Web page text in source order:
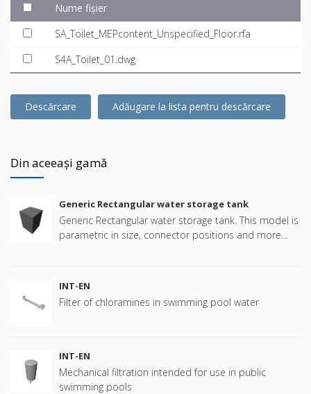
Nume fișier
SA_Toilet_MEPcontent_Unspecified_Floor.rfa
S4A_Toilet_01.dwg
Descărcare Adăugare la lista pentru descărcare
Din aceeași gamă
Generic Rectangular water storage tank
Generic Rectangular water storage tank. This model is
parametric in size, connector positions and more
INT-EN
Filter of chloramines in swimming pool water
INT-EN
Mechanical filtration intended for use in public
swimming pools